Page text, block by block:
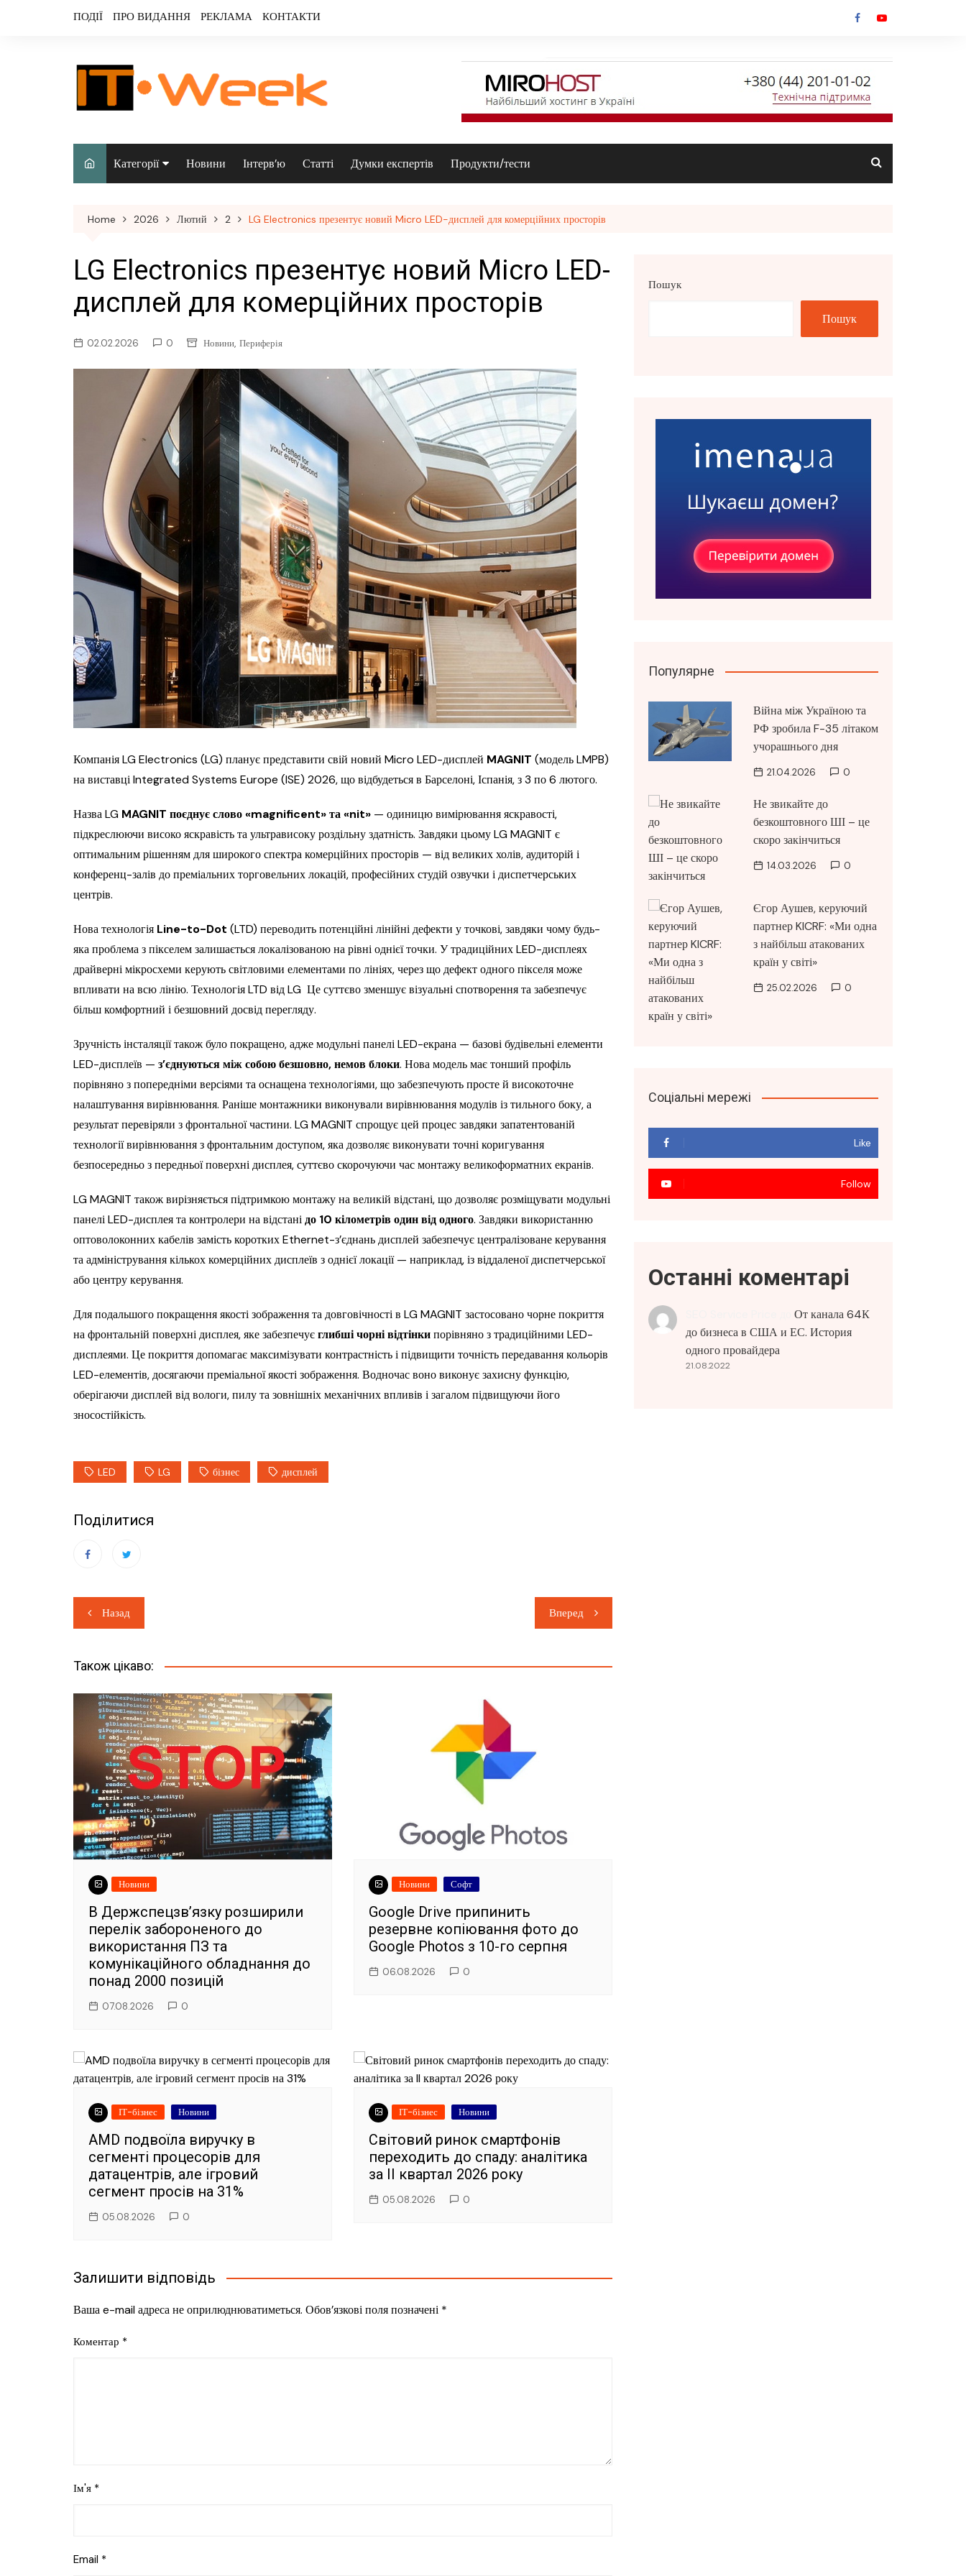
ПОДІЇ ПРО ВИДАННЯ РЕКЛАМА КОНТАКТИ
Категорії
Аудіо & відео
Безпека
датацентри
Майбутнє
Мобільні пристрої/ПК
Периферія
Софт
Телеком
Технології
Фінтех
Новини Інтерв’ю Статті Думки експертів Продукти/тести
Home 2026 Лютий 2 LG Electronics презентує новий Micro LED-дисплей для комерційних просторів
LG Electronics презентує новий Micro LED-
дисплей для комерційних просторів
02.02.2026 0 Новини, Периферія
Компанія LG Electronics (LG) планує представити свій новий Micro LED-дисплей MAGNIT (модель LMPB)
на виставці Integrated Systems Europe (ISE) 2026, що відбудеться в Барселоні, Іспанія, з 3 по 6 лютого.
Назва LG MAGNIT поєднує слово «magnificent» та «nit» — одиницю вимірювання яскравості,
підкреслюючи високо яскравість та ультрависоку роздільну здатність. Завдяки цьому LG MAGNIT є
оптимальним рішенням для широкого спектра комерційних просторів — від великих холів, аудиторій і
конференц-залів до преміальних торговельних локацій, професійних студій озвучки і диспетчерських
центрів.
Нова технологія Line-to-Dot (LTD) переводить потенційні лінійні дефекти у точкові, завдяки чому будь-
яка проблема з пікселем залишається локалізованою на рівні однієї точки. У традиційних LED-дисплеях
драйверні мікросхеми керують світловими елементами по лініях, через що дефект одного пікселя може
впливати на всю лінію. Технологія LTD від LG Це суттєво зменшує візуальні спотворення та забезпечує
більш комфортний і безшовний досвід перегляду.
Зручність інсталяції також було покращено, адже модульні панелі LED-екрана — базові будівельні елементи
LED-дисплеїв — з’єднуються між собою безшовно, немов блоки. Нова модель має тонший профіль
порівняно з попередніми версіями та оснащена технологіями, що забезпечують просте й високоточне
налаштування вирівнювання. Раніше монтажники виконували вирівнювання модулів із тильного боку, а
результат перевіряли з фронтальної частини. LG MAGNIT спрощує цей процес завдяки запатентованій
технології вирівнювання з фронтальним доступом, яка дозволяє виконувати точні коригування
безпосередньо з передньої поверхні дисплея, суттєво скорочуючи час монтажу великоформатних екранів.
LG MAGNIT також вирізняється підтримкою монтажу на великій відстані, що дозволяє розміщувати модульні
панелі LED-дисплея та контролери на відстанідо 10 кілометрів один від одного. Завдяки використанню
оптоволоконних кабелів замість коротких Ethernet-з’єднань дисплей забезпечує централізоване керування
та адміністрування кількох комерційних дисплеїв з однієї локації — наприклад, із віддаленої диспетчерської
або центру керування.
Для подальшого покращення якості зображення та довговічності в LG MAGNIT застосовано чорне покриття
на фронтальній поверхні дисплея, яке забезпечуєглибшічорні відтінкипорівняно з традиційними LED-
дисплеями. Це покриття допомагає максимізувати контрастність і підвищити точність передавання кольорів
LED-елементів, досягаючи преміальної якості зображення. Водночас воно виконує захисну функцію,
оберігаючи дисплей від вологи, пилу та зовнішніх механічних впливів і загалом підвищуючи його
зносостійкість.
LED LG бізнес дисплей
Поділитися
Навігація
записів
Назад Вперед
Також цікаво:
Новини
В Держспецзв’язку розширили
перелік забороненого до
використання ПЗ та
комунікаційного обладнання до
понад 2000 позицій
07.08.2026 0
Новини Софт
Google Drive припинить
резервне копіювання фото до
Google Photos з 10-го серпня
06.08.2026 0
ІТ-бізнес Новини
AMD подвоїла виручку в
сегменті процесорів для
датацентрів, але ігровий
сегмент просів на 31%
05.08.2026 0
ІТ-бізнес Новини
Світовий ринок смартфонів
переходить до спаду: аналітика
за II квартал 2026 року
05.08.2026 0
Залишити відповідь
Ваша e-mail адреса не оприлюднюватиметься. Обов’язкові поля позначені *
Коментар *
Ім'я *
Email *
Пошук
Пошук
Популярне
Війна між Україною та
РФ зробила F-35 літаком
учорашнього дня
21.04.2026 0
Не звикайте до
безкоштовного ШІ – це
скоро закінчиться
14.03.2026 0
Єгор Аушев, керуючий
партнер KICRF: «Ми одна
з найбільш атакованих
країн у світі»
25.02.2026 0
Соціальні мережі
Like
Follow
Останні коментарі
От канала 64К
до бизнеса в США и ЕС. История
одного провайдера
21.08.2022